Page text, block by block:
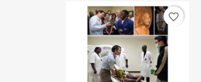
favorite_border